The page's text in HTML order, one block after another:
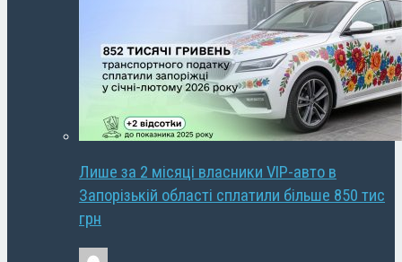
Лише за 2 місяці власники VIP-авто в
Запорізькій області сплатили більше 850 тис
грн